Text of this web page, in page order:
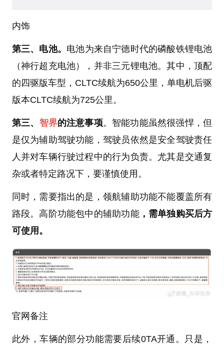
内饰
第三、电池。 电池为来自宁德时代的磷酸铁锂电池
（神行超充电池），并非三元锂电池。其中，顶配
的四驱版车型，CLTC续航为650公里，单电机后驱
版本CLTC续航为725公里。
第三、 智界的注意事项。智能功能虽然很强悍，但
是仅为辅助驾驶功能，驾驶员依然是安全驾驶责任
人并对车辆行驶过程中的行为负责。尤其是交通复
杂或者特定路况下，要谨慎使用。
同时，需要指出的是，领航辅助功能不能覆盖所有
路段。高阶功能包中的辅助功能，需单独购买后方
可使用。
官网备注
此外，车辆的部分功能需要后续0TA开通。只是，